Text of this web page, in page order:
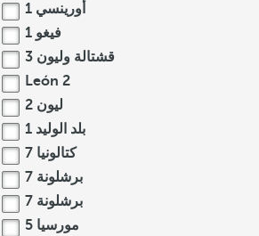
أورينسي 1
فيغو 1
قشتالة وليون 3
León 2
ليون 2
بلد الوليد 1
كتالونيا 7
برشلونة 7
برشلونة 7
مورسيا 5